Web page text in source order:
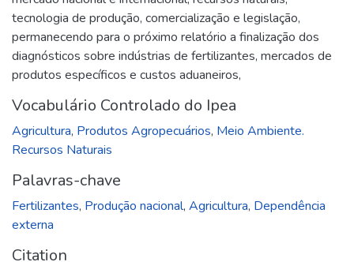
tecnologia de produção, comercialização e legislação,
permanecendo para o próximo relatório a finalização dos
diagnósticos sobre indústrias de fertilizantes, mercados de
produtos específicos e custos aduaneiros,
Vocabulário Controlado do Ipea
Agricultura, Produtos Agropecuários, Meio Ambiente.
Recursos Naturais
Palavras-chave
Fertilizantes, Produção nacional, Agricultura, Dependência
externa
Citation